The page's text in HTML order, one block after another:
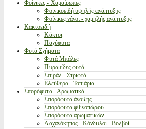
Φοίνικες - Χαμαίρωπες
Φοινικοειδή υψηλής ανάπτυξης
Φοίνικες νάνοι - χαμηλής ανάπτυξης
Κακτοειδή
Κάκτοι
Παχύφυτα
Φυτά Σχήματα
Φυτά Μπάλες
Πυραμίδες φυτά
Σπιράλ - Στριφτά
Ελεύθερα - Τοπιάρια
Σπορόφυτα - Αρωματικά
Σπορόφυτα άνοιξης
Σπορόφυτα φθινοπώρου
Σπορόφυτα αρωματικών
Λαχανόκηπος - Κόνδυλοι - Βολβοί